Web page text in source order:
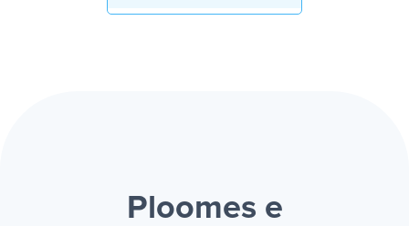
Ploomes e